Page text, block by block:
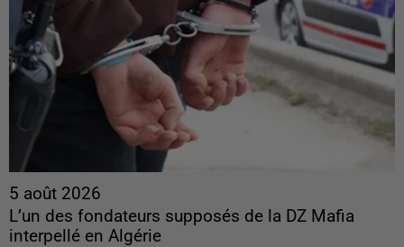
5 août 2026
L’un des fondateurs supposés de la DZ Mafia
interpellé en Algérie